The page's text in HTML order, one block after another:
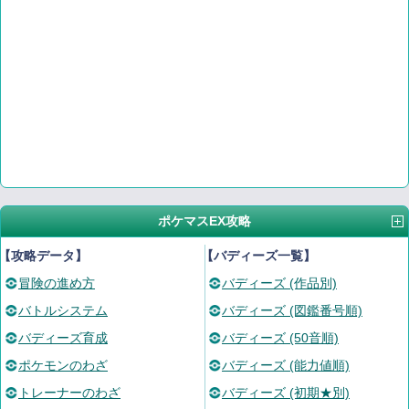
ポケマスEX攻略
攻略データ】
冒険の進め方
バトルシステム
バディーズ育成
ポケモンのわざ
トレーナーのわざ
【バディーズ一覧】
バディーズ (作品別)
バディーズ (図鑑番号順)
バディーズ (50音順)
バディーズ (能力値順)
バディーズ (初期★別)